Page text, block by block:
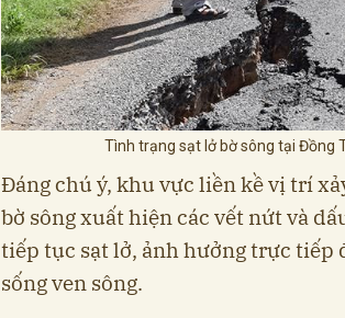
Tình trạng sạt lở bờ sông tại Đồng
Đáng chú ý, khu vực liền kề vị trí
bờ sông xuất hiện các vết nứt và
tiếp tục sạt lở, ảnh hưởng trực tiếp
sống ven sông.